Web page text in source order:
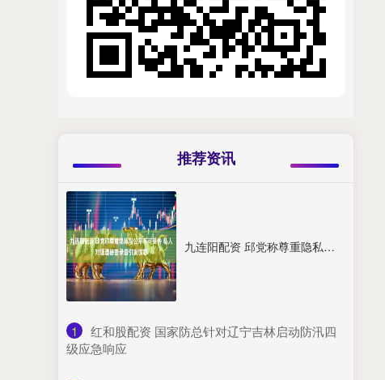
推荐资讯
九连阳配资 邱党称尊重隐私与公平不可妥协 私人对话遭秘密录音引发愤怒
1
​红和股配资 国家防总针对辽宁吉林启动防汛四
级应急响应